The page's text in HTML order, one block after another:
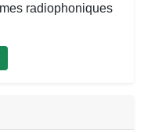
radiophoniques